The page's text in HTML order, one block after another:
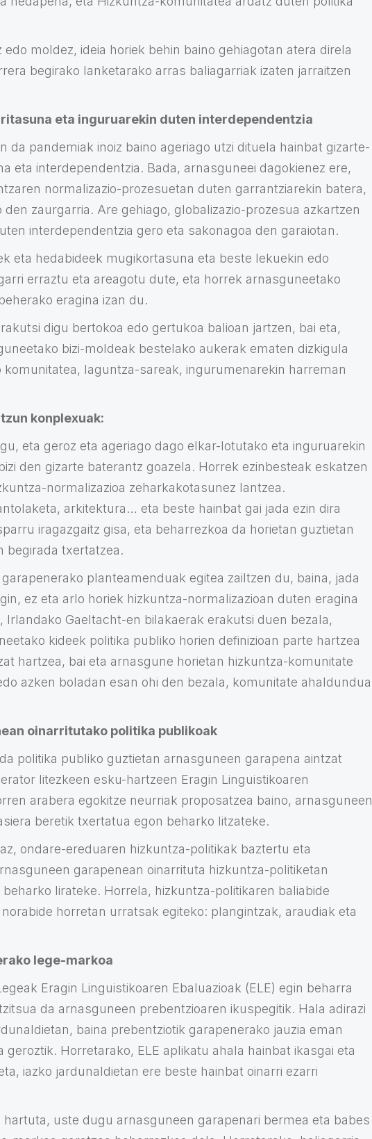
moldez, ideia horiek behin baino gehiagotan atera direla
begirako lanketarako arras baliagarriak izaten jarraitzen
eta inguruarekin duten interdependentzia
da pandemiak inoiz baino ageriago utzi dituela hainbat gizarte-
eta interdependentzia. Bada, arnasguneei dagokienez ere,
normalizazio-prozesuetan duten garrantziarekin batera,
den zaurgarria. Are gehiago, globalizazio-prozesua azkartzen
interdependentzia gero eta sakonagoa den garaiotan.
eta hedabideek mugikortasuna eta beste lekuekin edo
erraztu eta areagotu dute, eta horrek arnasguneetako
eragina izan du.
digu bertokoa edo gertukoa balioan jartzen, bai eta,
bizi-moldeak bestelako aukerak ematen dizkigula
laguntza-sareak, ingurumenarekin harreman
konplexuak:
eta geroz eta ageriago dago elkar-lotutako eta inguruarekin
den gizarte baterantz goazela. Horrek ezinbesteak eskatzen
normalizazioa zeharkakotasunez lantzea.
arkitektura… eta beste hainbat gai jada ezin dira
iragazgaitz gisa, eta beharrezkoa da horietan guztietan
begirada txertatzea.
planteamenduak egitea zailtzen du, baina, jada
ez eta arlo horiek hizkuntza-normalizazioan duten eragina
Irlandako Gaeltacht-en bilakaerak erakutsi duen bezala,
kideek politika publiko horien definizioan parte hartzea
hartzea, bai eta arnasgune horietan hizkuntza-komunitate
azken boladan esan ohi den bezala, komunitate ahaldundua
oinarritutako politika publikoak
politika publiko guztietan arnasguneen garapena aintzat
litezkeen esku-hartzeen Eragin Linguistikoaren
arabera egokitze neurriak proposatzea baino, arnasguneen
beretik txertatua egon beharko litzateke.
ondare-ereduaren hizkuntza-politikak baztertu eta
garapenean oinarrituta hizkuntza-politiketan
lirateke. Horrela, hizkuntza-politikaren baliabide
horretan urratsak egiteko: plangintzak, araudiak eta
lege-markoa
Eragin Linguistikoaren Ebaluazioak (ELE) egin beharra
da arnasguneen prebentzioaren ikuspegitik. Hala adirazi
baina prebentziotik garapenerako jauzia eman
geroztik. Horretarako, ELE aplikatu ahala hainbat ikasgai eta
iazko jardunaldietan ere beste hainbat oinarri ezarri
hartuta, uste dugu arnasguneen garapenari bermea eta babes